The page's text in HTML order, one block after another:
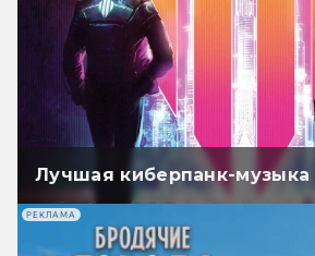
Лучшая киберпанк-музыка
РЕКЛАМА